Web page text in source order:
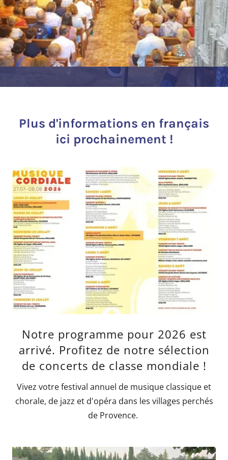
Plus d'informations en français
ici prochainement !
Notre programme pour 2026 est
arrivé. Profitez de notre sélection
de concerts de classe mondiale !
Vivez votre festival annuel de musique classique et
chorale, de jazz et d'opéra dans les villages perchés
de Provence.